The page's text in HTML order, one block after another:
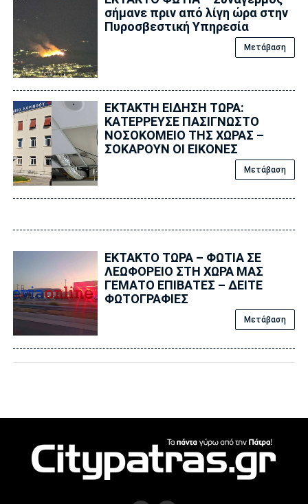
σήμανε πριν από λίγη ώρα στην
Πυροσβεστική Υπηρεσία
Μετάβαση
ΕΚΤΑΚΤΗ ΕΙΔΗΣΗ ΤΩΡΑ:
ΚΑΤΕΡΡΕΥΣΕ ΠΑΣΙΓΝΩΣΤΟ
ΝΟΣΟΚΟΜΕΙΟ ΤΗΣ ΧΩΡΑΣ –
ΣΟΚΑΡΟΥΝ ΟΙ ΕΙΚΟΝΕΣ
Μετάβαση
ΕΚΤΑΚΤΟ ΤΩΡΑ – ΦΩΤΙΑ ΣΕ
ΛΕΩΦΟΡΕΙΟ ΣΤΗ ΧΩΡΑ ΜΑΣ
ΓΕΜΑΤΟ ΕΠΙΒΑΤΕΣ – ΔΕΙΤΕ
ΦΩΤΟΓΡΑΦΙΕΣ
Μετάβαση